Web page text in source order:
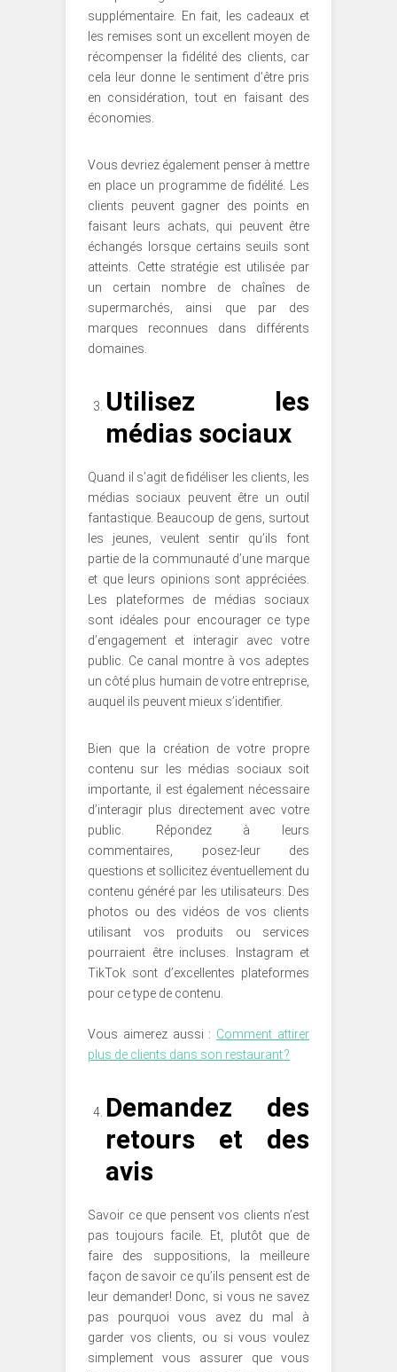
supplémentaire. En fait, les cadeaux et
les remises sont un excellent moyen de
récompenser la fidélité des clients, car
cela leur donne le sentiment d’être pris
en considération, tout en faisant des
économies.
Vous devriez également penser à mettre
en place un programme de fidélité. Les
clients peuvent gagner des points en
faisant leurs achats, qui peuvent être
échangés lorsque certains seuils sont
atteints. Cette stratégie est utilisée par
un certain nombre de chaînes de
supermarchés, ainsi que par des
marques reconnues dans différents
domaines.
Utilisez les
médias sociaux
Quand il s’agit de fidéliser les clients, les
médias sociaux peuvent être un outil
fantastique. Beaucoup de gens, surtout
les jeunes, veulent sentir qu’ils font
partie de la communauté d’une marque
et que leurs opinions sont appréciées.
Les plateformes de médias sociaux
sont idéales pour encourager ce type
d’engagement et interagir avec votre
public. Ce canal montre à vos adeptes
un côté plus humain de votre entreprise,
auquel ils peuvent mieux s’identifier.
Bien que la création de votre propre
contenu sur les médias sociaux soit
importante, il est également nécessaire
d’interagir plus directement avec votre
public. Répondez à leurs
commentaires, posez-leur des
questions et sollicitez éventuellement du
contenu généré par les utilisateurs. Des
photos ou des vidéos de vos clients
utilisant vos produits ou services
pourraient être incluses. Instagram et
TikTok sont d’excellentes plateformes
pour ce type de contenu.
Vous aimerez aussi : Comment attirer
plus de clients dans son restaurant ?
Demandez des
retours et des
avis
Savoir ce que pensent vos clients n’est
pas toujours facile. Et, plutôt que de
faire des suppositions, la meilleure
façon de savoir ce qu’ils pensent est de
leur demander! Donc, si vous ne savez
pas pourquoi vous avez du mal à
garder vos clients, ou si vous voulez
simplement vous assurer que vous